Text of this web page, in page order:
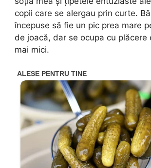
copii care se alergau prin curte.
începuse să fie un pic prea mare
de joacă, dar se ocupa cu plăcere
mai mici.